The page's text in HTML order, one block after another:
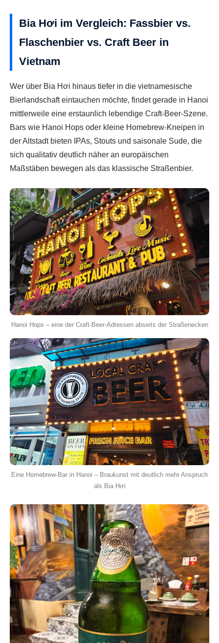
Bia Hơi im Vergleich: Fassbier vs.
Flaschenbier vs. Craft Beer in
Vietnam
Wer über Bia Hơi hinaus tiefer in die vietnamesische
Bierlandschaft eintauchen möchte, findet gerade in Hanoi
mittlerweile eine erstaunlich lebendige Craft-Beer-Szene.
Bars wie Hanoi Hops oder kleine Homebrew-Kneipen in
der Altstadt bieten IPAs, Stouts und saisonale Sude, die
sich qualitativ deutlich näher an europäischen
Maßstäben bewegen als das klassische Straßenbier.
Hanoi Hops – eine der Craft-Beer-Adressen abseits der Straßenecken
Eine Homebrew-Bar in Hanoi – Braukunst mit deutlich mehr Anspruch
als Bia Hơi